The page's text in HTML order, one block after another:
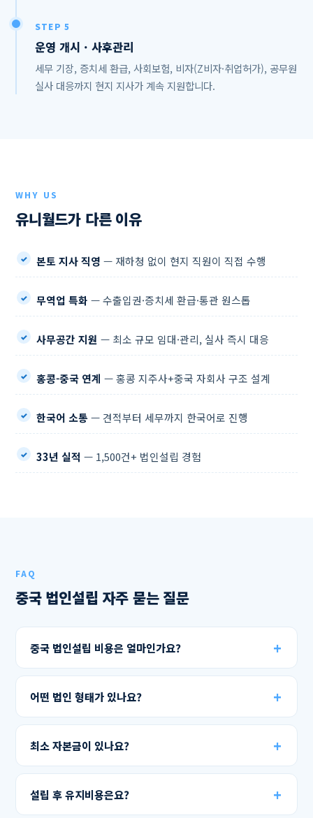
STEP 5
운영 개시 · 사후관리
세무 기장, 증치세 환급, 사회보험, 비자(Z비자·취업허가), 공무원
실사 대응까지 현지 지사가 계속 지원합니다.
WHY US
유니월드가 다른 이유
본토 지사 직영 — 재하청 없이 현지 직원이 직접 수행
무역업 특화 — 수출입권·증치세 환급·통관 원스톱
사무공간 지원 — 최소 규모 임대·관리, 실사 즉시 대응
홍콩-중국 연계 — 홍콩 지주사+중국 자회사 구조 설계
한국어 소통— 견적부터 세무까지 한국어로 진행
33년 실적 — 1,500건+ 법인설립 경험
FAQ
중국 법인설립 자주 묻는 질문
중국 법인설립 비용은 얼마인가요?
어떤 법인 형태가 있나요?
최소 자본금이 있나요?
설립 후 유지비용은요?